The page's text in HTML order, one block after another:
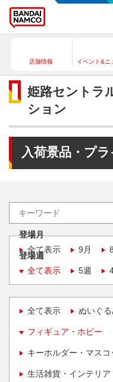
店舗情報 イベント&ニ
姫路セントラ
ション
入荷景品・プ
登場月
全て表示
9月
登場週
全て表示
5週
全て表示 ぬいぐ
フィギュア・ホビー
キーホルダー・マス
生活雑貨・インテリア